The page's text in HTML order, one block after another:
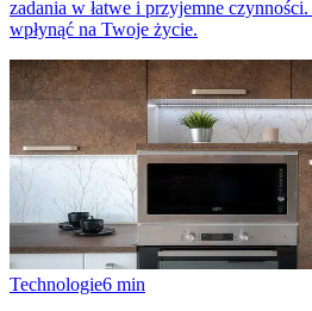
zadania w łatwe i przyjemne
wpłynąć na Twoje życie.
Technologie6 min